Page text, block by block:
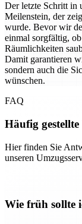
Der letzte Schritt in
Meilenstein, der
wurde. Bevor wir
einmal sorgfältig,
Räumlichkeiten
Damit garantieren
sondern auch die
wünschen.
FAQ
Häufig
Hier finden Sie
unseren
Wie früh sollte